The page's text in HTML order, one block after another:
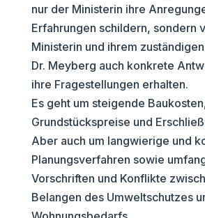
nur der Ministerin ihre
Erfahrungen schildern, sondern
Ministerin und ihrem
Dr. Meyberg auch konkrete
ihre Fragestellungen erhalten.
Es geht um steigende
Grundstückspreise und
Aber auch um langwierige und
Planungsverfahren sowie
Vorschriften und Konflikte
Belangen des Umweltschutzes